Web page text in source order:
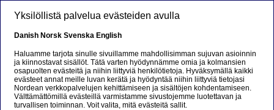
Sorry...
This page does not exist in your language. You will
Yksilöllistä palvelua evästeiden avulla
Danish Norsk Svenska English
Haluamme tarjota sinulle sivuillamme mahdollisimman sujuvan asioinnin
ja kiinnostavat sisällöt. Tätä varten hyödynnämme omia ja kolmansien
osapuolten evästeitä ja niihin liittyviä henkilötietoja. Hyväksymällä kaikki
evästeet annat meille luvan kerätä ja hyödyntää niihin liittyviä tietojasi
Nordean verkkopalvelujen kehittämiseen ja sisältöjen kohdentamiseen.
Välttämättömillä evästeillä varmistamme sivustojemme luotettavan ja
turvallisen toiminnan. Voit valita, mitä evästeitä sallit.